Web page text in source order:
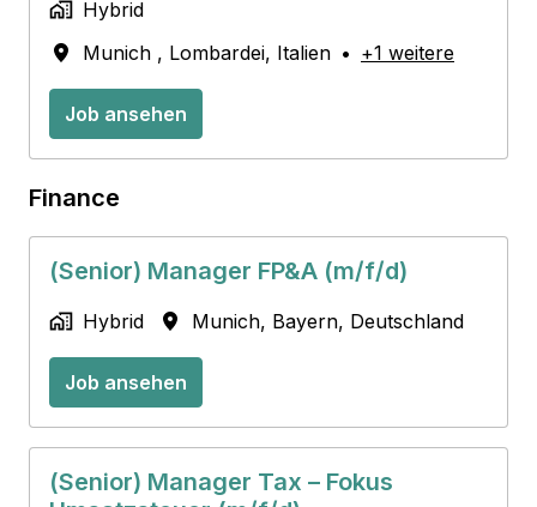
Hybrid
Munich , Lombardei, Italien • +1 weitere
Job ansehen
Finance
(Senior) Manager FP&A (m/f/d)
Hybrid Munich, Bayern, Deutschland
Job ansehen
(Senior) Manager Tax – Fokus